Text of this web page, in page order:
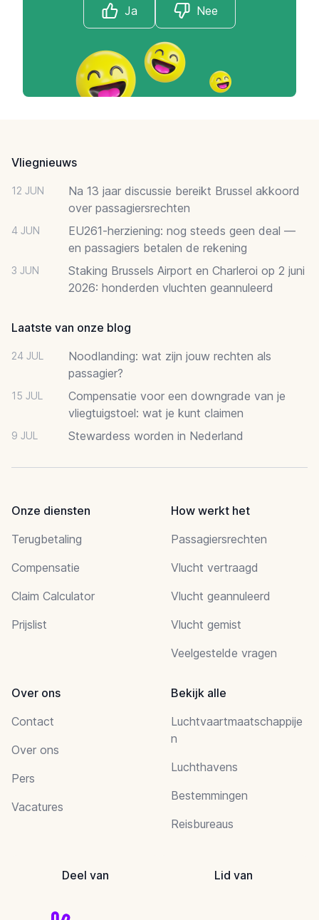
Ja Nee
Vliegnieuws
12 JUN
Na 13 jaar discussie bereikt Brussel akkoord
over passagiersrechten
4 JUN
EU261-herziening: nog steeds geen deal —
en passagiers betalen de rekening
3 JUN
Staking Brussels Airport en Charleroi op 2 juni
2026: honderden vluchten geannuleerd
Laatste van onze blog
24 JUL
Noodlanding: wat zijn jouw rechten als
passagier?
15 JUL
Compensatie voor een downgrade van je
vliegtuigstoel: wat je kunt claimen
9 JUL Stewardess worden in Nederland
Onze diensten
Terugbetaling
Compensatie
Claim Calculator
Prijslist
How werkt het
Passagiersrechten
Vlucht vertraagd
Vlucht geannuleerd
Vlucht gemist
Veelgestelde vragen
Over ons
Contact
Over ons
Pers
Vacatures
Bekijk alle
Luchtvaartmaatschappije
n
Luchthavens
Bestemmingen
Reisbureaus
Deel van Lid van